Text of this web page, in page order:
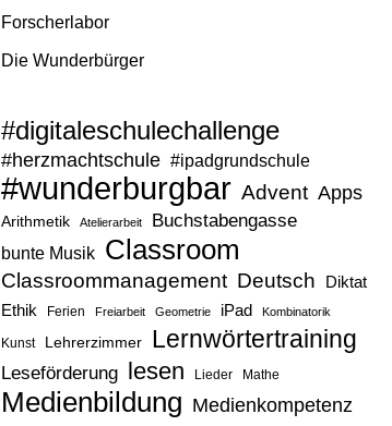
Forscherlabor
Die Wunderbürger
#digitaleschulechallenge
#herzmachtschule #ipadgrundschule
#wunderburgbar Advent Apps
Arithmetik Atelierarbeit Buchstabengasse
bunte Musik Classroom
Classroommanagement Deutsch
Diktat
Ethik
Ferien Freiarbeit Geometrie iPad Kombinatorik
Kunst Lehrerzimmer Lernwörtertraining
Leseförderung lesen Lieder Mathe
Medienbildung Medienkompetenz